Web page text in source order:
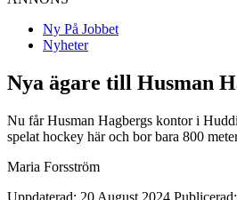
Ny På Jobbet
Nyheter
Nya ägare till Husman
Nu får Husman Hagbergs kontor i
spelat hockey här och bor bara 800
Maria Forsström
Uppdaterad: 20 August 2024